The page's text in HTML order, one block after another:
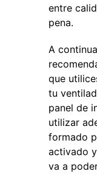
entre
pena.
A
que
tu
panel de
utilizar
formado
activado
va a